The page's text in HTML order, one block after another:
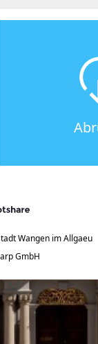
Wangen im Allgaeu
GmbH